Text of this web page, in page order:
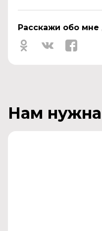
Расскажи обо мне
Нам